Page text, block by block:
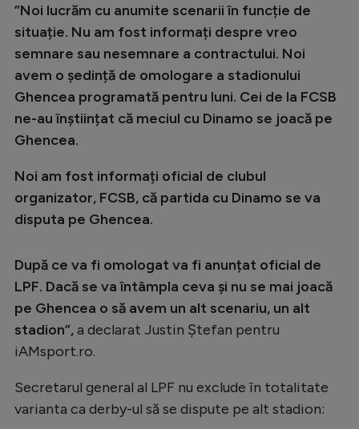
JO 2024
JO 2026
Creează cont
”Noi lucrăm cu anumite scenarii în funcție de
situație. Nu am fost informați despre vreo
semnare sau nesemnare a contractului. Noi
avem o ședință de omologare a stadionului
Ghencea programată pentru luni. Cei de la FCSB
ne-au înștiințat că meciul cu Dinamo se joacă pe
Ghencea.
Noi am fost informați oficial de clubul
organizator, FCSB, că partida cu Dinamo se va
disputa pe Ghencea.
După ce va fi omologat va fi anunțat oficial de
LPF. Dacă se va întâmpla ceva și nu se mai joacă
pe Ghencea o să avem un alt scenariu, un alt
stadion”,a declarat Justin Ștefan pentru
iAMsport.ro.
Secretarul general al LPF nu exclude în totalitate
varianta ca derby-ul să se dispute pe alt stadion: